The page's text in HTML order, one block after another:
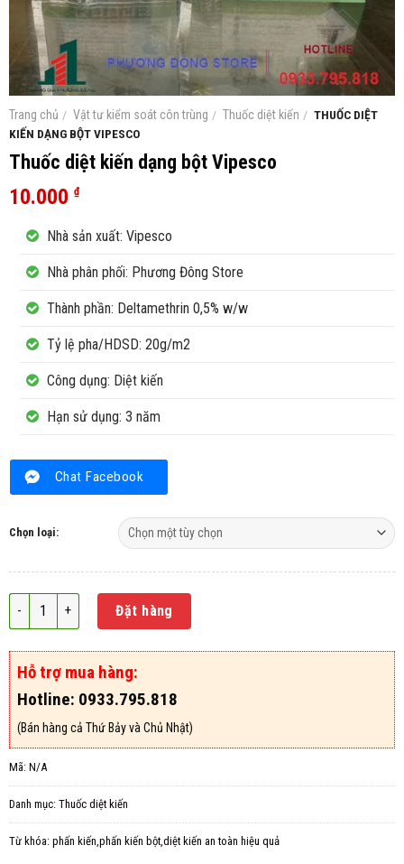
Trang chủ / Vật tư kiểm soát côn trùng / Thuốc diệt kiến / THUỐC DIỆT
KIẾN DẠNG BỘT VIPESCO
Thuốc diệt kiến dạng bột Vipesco
10.000 ₫
Nhà sản xuất: Vipesco
Nhà phân phối: Phương Đông Store
Thành phần: Deltamethrin 0,5% w/w
Tỷ lệ pha/HDSD: 20g/m2
Công dụng: Diệt kiến
Hạn sử dụng: 3 năm
Chat Facebook
Chọn loại:
Thuốc diệt kiến dạng bột Vipesco số lượng
Đặt hàng
Hỗ trợ mua hàng:
Hotline: 0933.795.818
(Bán hàng cả Thứ Bảy và Chủ Nhật)
Mã: N/A
Danh mục: Thuốc diệt kiến
Từ khóa: phấn kiến,phấn kiến bột,diệt kiến an toàn hiệu quả